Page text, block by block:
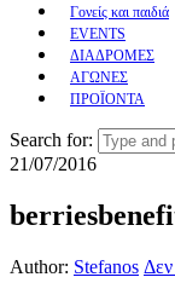
Γονείς και παιδιά
EVENTS
ΔΙΑΔΡΟΜΕΣ
ΑΓΩΝΕΣ
ΠΡΟΪΟΝΤΑ
Search for:
21/07/2016
Author: Stefanos